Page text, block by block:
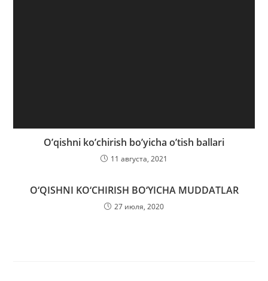
O’qishni ko’chirish bo’yicha o’tish ballari
11 августа, 2021
O‘QISHNI KO‘CHIRISH BO‘YICHA MUDDATLAR
27 июля, 2020